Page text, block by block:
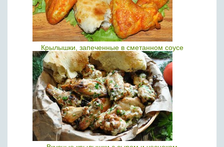
Крылышки, запеченные в сметанном соусе